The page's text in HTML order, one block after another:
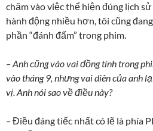
chăm vào việc thể hiện đúng lịch
hành động nhiều hơn, tôi cũng
phần “đánh đấm” trong phim.
–Anh cũng vào vai đồng tính trong
vào tháng 9, nhưng vai diên của anh
vị. Anh nói sao về điều này?
–Điều đáng tiếc nhất có lẽ là phía